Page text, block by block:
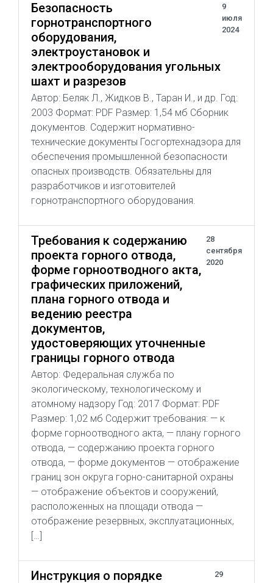
Безопасность
горнотранспортного
оборудования,
электроустановок и
электрооборудования угольных
шахт и разрезов
9
июля
2024
Автор: Беляк Л., Жидков В., Таран И., и др. Год:
2003 Формат: PDF Размер: 1,54 мб Сборник
документов. Содержит нормативно-
технические документы Госгортехнадзора для
обеспечения промышленной безопасности
опасных производств. Обязательны для
разработчиков и изготовителей
горнотранспортного оборудования.
Требования к содержанию
проекта горного отвода,
форме горноотводного акта,
графических приложений,
плана горного отвода и
ведению реестра
документов,
удостоверяющих уточненные
границы горного отвода
28
сентября
2020
Автор: Федеральная служба по
экологическому, технологическому и
атомному надзору Год: 2017 Формат: PDF
Размер: 1,02 мб Содержит требования: — к
форме горноотводного акта, — плану горного
отвода, — содержанию проекта горного
отвода, — форме документов — отображение
границ зон округа горно-санитарной охраны
— отображение объектов и сооружений,
расположенных на площади отвода —
отображение резервных, эксплуатационных,
[…]
Инструкция о порядке
29